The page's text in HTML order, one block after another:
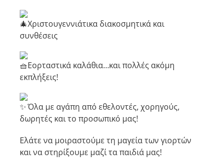
Χριστουγεννιάτικα διακοσμητικά και
συνθέσεις
Εορταστικά καλάθια…και πολλές ακόμη
εκπλήξεις!
Όλα με αγάπη από εθελοντές, χορηγούς,
δωρητές και το προσωπικό μας!
Ελάτε να μοιραστούμε τη μαγεία των γιορτών
και να στηρίξουμε μαζί τα παιδιά μας!